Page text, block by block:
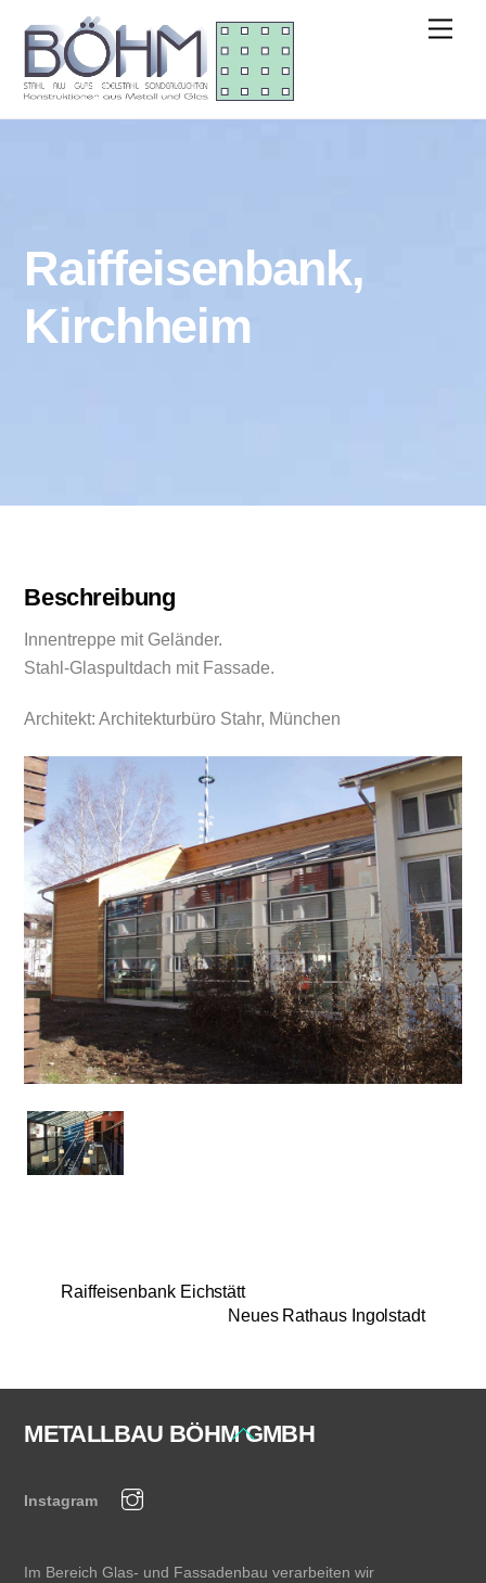
content
Raiffeisenbank,
Kirchheim
Beschreibung
Innentreppe mit Geländer.
Stahl-Glaspultdach mit Fassade.
Architekt: Architekturbüro Stahr, München
Raiffeisenbank Eichstätt
Neues Rathaus Ingolstadt
Back
METALLBAU BÖHM GMBH
Instagram
Im Bereich Glas- und Fassadenbau verarbeiten wir